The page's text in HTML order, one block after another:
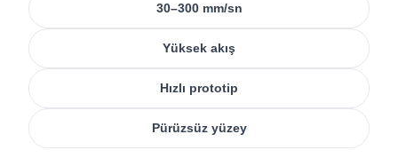
30–300 mm/sn
Yüksek akış
Hızlı prototip
Pürüzsüz yüzey